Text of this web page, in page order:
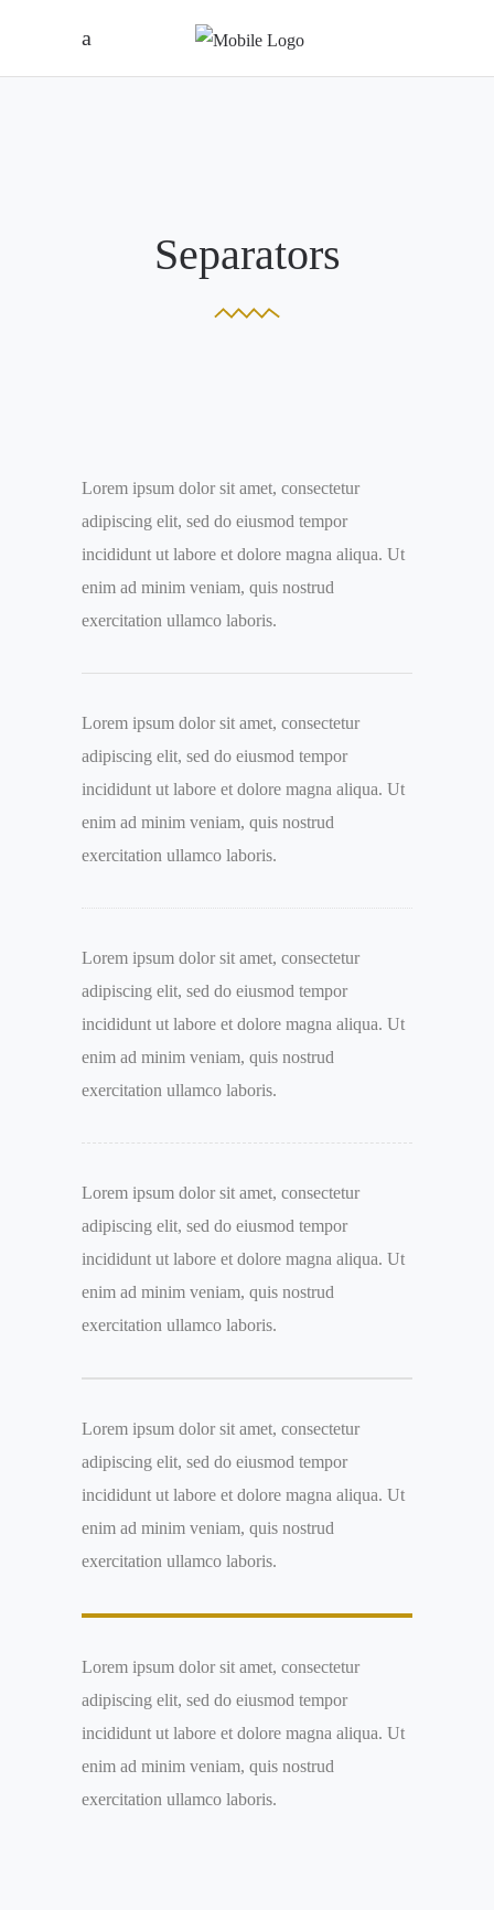
Separators
Lorem ipsum dolor sit amet, consectetur
adipiscing elit, sed do eiusmod tempor
incididunt ut labore et dolore magna aliqua. Ut
enim ad minim veniam, quis nostrud
exercitation ullamco laboris.
Lorem ipsum dolor sit amet, consectetur
adipiscing elit, sed do eiusmod tempor
incididunt ut labore et dolore magna aliqua. Ut
enim ad minim veniam, quis nostrud
exercitation ullamco laboris.
Lorem ipsum dolor sit amet, consectetur
adipiscing elit, sed do eiusmod tempor
incididunt ut labore et dolore magna aliqua. Ut
enim ad minim veniam, quis nostrud
exercitation ullamco laboris.
Lorem ipsum dolor sit amet, consectetur
adipiscing elit, sed do eiusmod tempor
incididunt ut labore et dolore magna aliqua. Ut
enim ad minim veniam, quis nostrud
exercitation ullamco laboris.
Lorem ipsum dolor sit amet, consectetur
adipiscing elit, sed do eiusmod tempor
incididunt ut labore et dolore magna aliqua. Ut
enim ad minim veniam, quis nostrud
exercitation ullamco laboris.
Lorem ipsum dolor sit amet, consectetur
adipiscing elit, sed do eiusmod tempor
incididunt ut labore et dolore magna aliqua. Ut
enim ad minim veniam, quis nostrud
exercitation ullamco laboris.